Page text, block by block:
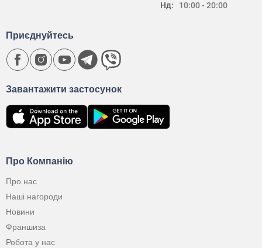
Нд:
10:00 - 20:00
Про Компанію
Про нас
Наші нагороди
Новини
Франшиза
Робота у нас
Завантажити застосунок
Приєднуйтесь